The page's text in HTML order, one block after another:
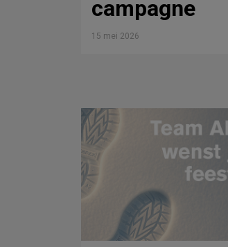
campagne
15 mei 2026